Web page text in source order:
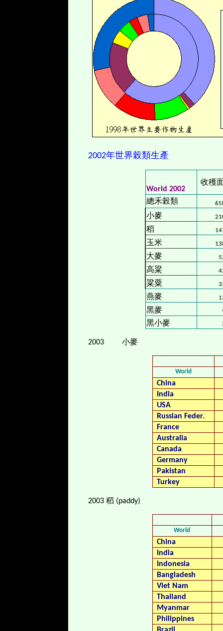
2002年世界榖類生產
World 2002
收穫
總禾榖類
小麥
稻
玉米
大麥
高粱
粱粟
燕麥
黑麥
黑小麥
2003 小麥
World
China
India
USA
Russian Feder.
France
Australia
Canada
Germany
Pakistan
Turkey
2003 稻 (paddy)
World
China
India
Indonesia
Bangladesh
Viet Nam
Thailand
Myanmar
Philippines